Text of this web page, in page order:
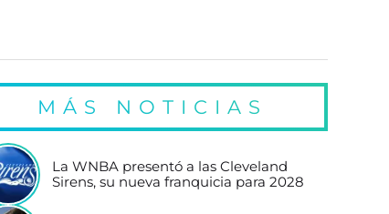
MÁS NOTICIAS
La WNBA presentó a las Cleveland
Sirens, su nueva franquicia para 2028